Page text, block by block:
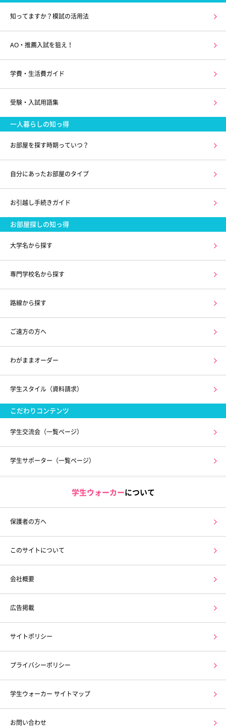
知ってますか？模試の活用法
AO・推薦入試を狙え！
学費・生活費ガイド
受験・入試用語集
一人暮らしの知っ得
お部屋を探す時期っていつ？
自分にあったお部屋のタイプ
お引越し手続きガイド
お部屋探しの知っ得
大学名から探す
専門学校名から探す
路線から探す
ご遠方の方へ
わがままオーダー
学生スタイル（資料請求）
こだわりコンテンツ
学生交流会（一覧ページ）
学生サポーター（一覧ページ）
学生ウォーカーについて
保護者の方へ
このサイトについて
会社概要
広告掲載
サイトポリシー
プライバシーポリシー
学生ウォーカー サイトマップ
お問い合わせ